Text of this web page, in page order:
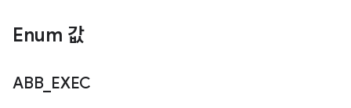
Enum 값
ABB_ EXEC